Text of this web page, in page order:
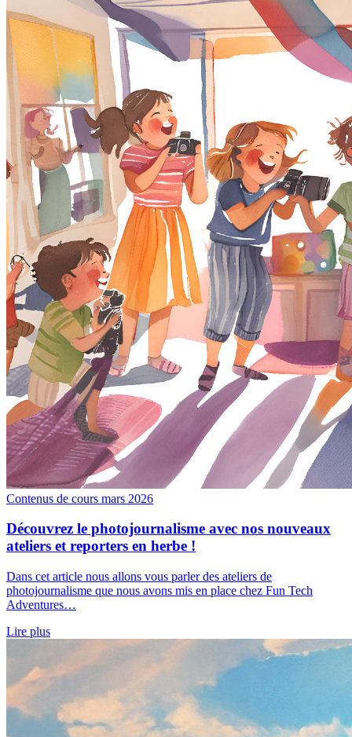
Contenus de cours mars 2026
Découvrez le photojournalisme avec nos nouveaux
ateliers et reporters en herbe !
Dans cet article nous allons vous parler des ateliers de
photojournalisme que nous avons mis en place chez Fun Tech
Adventures…
Lire plus